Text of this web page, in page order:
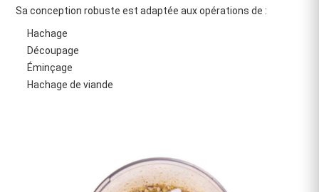
Sa conception robuste est adaptée aux opérations de :
Hachage
Découpage
Éminçage
Hachage de viande